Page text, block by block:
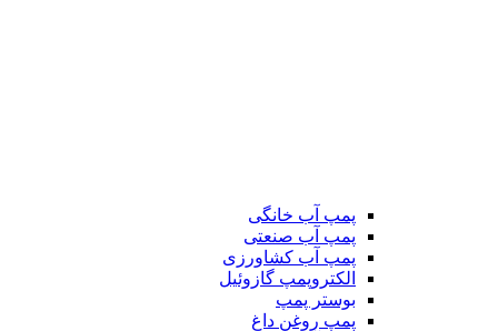
پمپ آب خانگی
پمپ آب صنعتی
پمپ آب کشاورزی
الکتروپمپ گازوئیل
بوستر پمپ
پمپ روغن داغ